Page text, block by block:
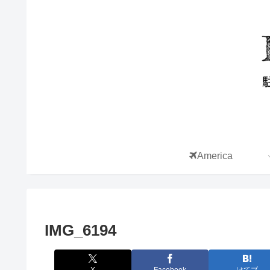
America
IMG_6194